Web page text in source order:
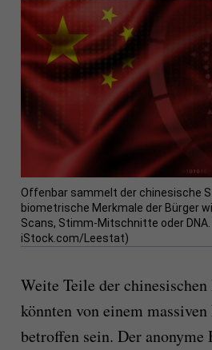
Offenbar sammelt der chinesische
biometrische Merkmale der Bürger
Scans, Stimm-Mitschnitte oder DNA.
iStock.com/Leestat)
Weite Teile der
könnten von einem
betroffen sein. Der anonyme